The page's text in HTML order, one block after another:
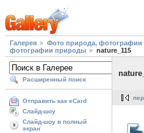
Галерея Фото природа,
фотографии природы
nature_115
Расширенный поиск
Отправить как eCard
Слайд-шоу
Слайд-шоу в полный
экран